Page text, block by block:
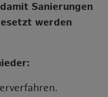
Sanierungen
werden